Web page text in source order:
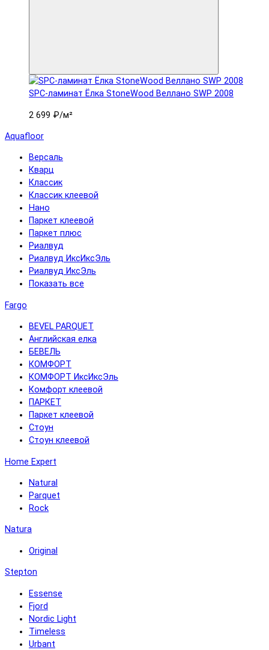
SPC-ламинат Ëлка StoneWood Веллано SWP 2008
2 699 ₽/м²
Aquafloor
Версаль
Кварц
Классик
Классик клеевой
Нано
Паркет клеевой
Паркет плюс
Риалвуд
Риалвуд ИксИксЭль
Риалвуд ИксЭль
Показать все
Fargo
BEVEL PARQUET
Английская елка
БЕВЕЛЬ
КОМФОРТ
КОМФОРТ ИксИксЭль
Комфорт клеевой
ПАРКЕТ
Паркет клеевой
Стоун
Стоун клеевой
Home Expert
Natural
Parquet
Rock
Natura
Original
Stepton
Essense
Fjord
Nordic Light
Timeless
Urbant